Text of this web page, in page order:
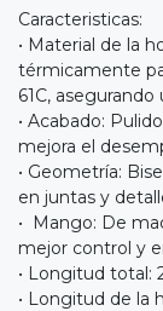
Caracteristicas:
• Material de la
térmicamente
61C,
• Acabado:
mejora el
• Geometría:
en juntas y
• Mango: De
mejor control y
• Longitud total:
• Longitud de la